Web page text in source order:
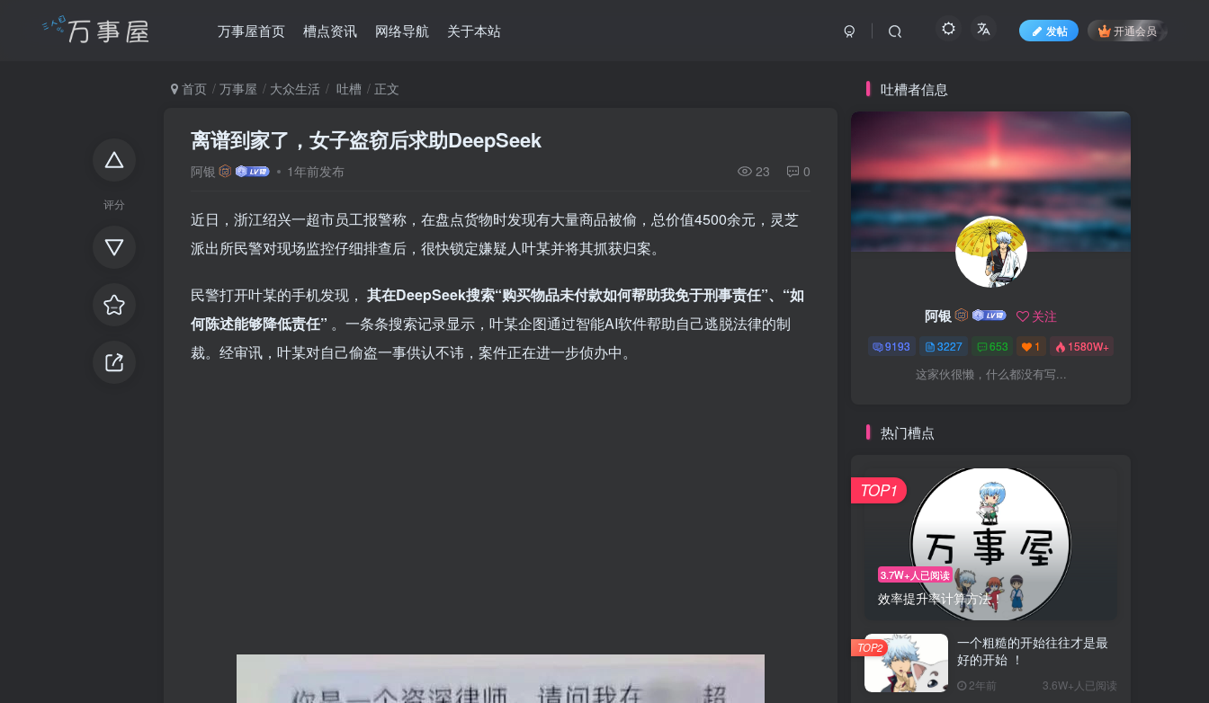
万事屋首页 槽点资讯 网络导航 关于本站 发帖 开通会员
评分
首页 万事屋 大众生活 吐槽 正文
离谱到家了，女子盗窃后求助DeepSeek
阿银 1年前发布 23 0
近日，浙江绍兴一超市员工报警称，在盘点货物时发现有大量商品被偷，总价值4500余元，灵芝
派出所民警对现场监控仔细排查后，很快锁定嫌疑人叶某并将其抓获归案。
民警打开叶某的手机发现， 其在DeepSeek搜索“购买物品未付款如何帮助我免于刑事责任”、“如
何陈述能够降低责任” 。一条条搜索记录显示，叶某企图通过智能AI软件帮助自己逃脱法律的制
裁。经审讯，叶某对自己偷盗一事供认不讳，案件正在进一步侦办中。
吐槽者信息
阿银 关注
9193 3227 653 1 1580W+
这家伙很懒，什么都没有写...
热门槽点
3.7W+人已阅读
效率提升率计算方法！
TOP1
一个粗糙的开始往往才是最
好的开始 ！
2年前 3.6W+人已阅读
TOP2